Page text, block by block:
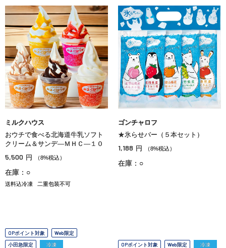
ミルクハウス
おウチで食べる北海道牛乳ソフト
クリーム＆サンデ―ＭＨＣ―１０
5,500 円 （8%税込）
在庫：○
送料込冷凍 二重包装不可
ゴンチャロフ
★氷らせバー（５本セット）
1,188 円 （8%税込）
在庫：○
OPポイント対象
Web限定
小田急限定
冷凍 OPポイント対象 Web限定 冷凍